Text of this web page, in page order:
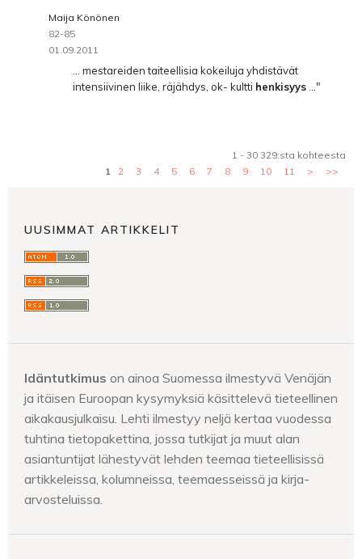
Maija Könönen
82-85
01.09.2011
... mestareiden taiteellisia kokeiluja yhdistävät
intensiivinen liike, räjähdys, ok- kultti henkisyys ..."
1 - 30 329:sta kohteesta
1
2 3 4 5 6 7 8 9 10 11 > >>
UUSIMMAT ARTIKKELIT
Idäntutkimus on ainoa Suomessa ilmestyvä Venäjän
ja itäisen Euroopan kysymyksiä käsittelevä tieteellinen
aikakausjulkaisu. Lehti ilmestyy neljä kertaa vuodessa
tuhtina tietopakettina, jossa tutkijat ja muut alan
asiantuntijat lähestyvät lehden teemaa tieteellisissä
artikkeleissa, kolumneissa, teemaesseissä ja kirja-
arvosteluissa.